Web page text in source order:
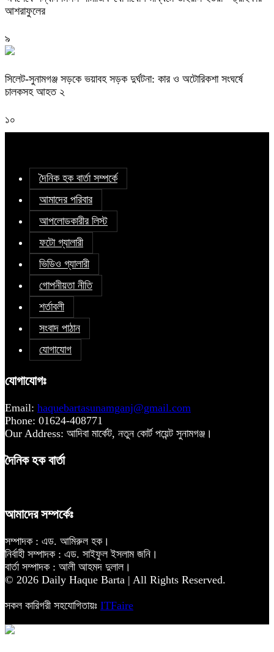
আশরাফুলের
৯
সিলেট-সুনামগঞ্জ সড়কে ভয়াবহ সড়ক দুর্ঘটনা: কার ও অটোরিকশা সংঘর্ষে
চালকসহ আহত ২
১০
দৈনিক হক বার্তা সম্পর্কে
আমাদের পরিবার
আপলোডকারীর লিস্ট
ফটো গ্যালারী
ভিডিও গ্যালারী
গোপনীয়তা নীতি
শর্তাবলী
সংবাদ পাঠান
যোগাযোগ
যোগাযোগঃ
Email: haquebartasunamganj@gmail.com
Phone: 01624-408771
Our Address: আদিবা মার্কেট, নতুন কোর্ট পয়েন্ট সুনামগঞ্জ।
দৈনিক হক বার্তা
আমাদের সম্পর্কেঃ
সম্পাদক : এড. আমিরুল হক।
নির্বাহী সম্পাদক : এড. সাইফুল ইসলাম জনি।
বার্তা সম্পাদক : আলী আহমদ দুলাল।
© 2026 Daily Haque Barta | All Rights Reserved.
সকল কারিগরী সহযোগিতায়ঃ ITFaire